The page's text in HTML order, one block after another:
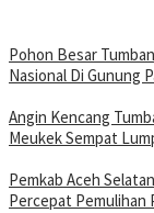
Pohon Besar
Nasional Di Gunung
Angin Kencang
Meukek Sempat
Pemkab Aceh
Percepat Pemulihan